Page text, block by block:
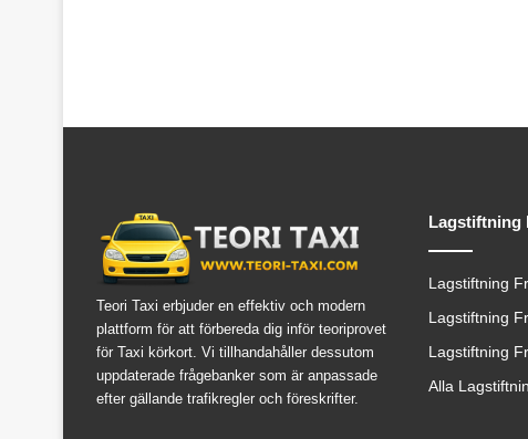
Teori Taxi erbjuder en effektiv och modern
plattform för att förbereda dig inför teoriprovet
för Taxi körkort. Vi tillhandahåller dessutom
uppdaterade frågebanker som är anpassade
efter gällande trafikregler och föreskrifter.
Lagstiftning
Lagstiftning
Lagstiftning
Lagstiftning
Alla